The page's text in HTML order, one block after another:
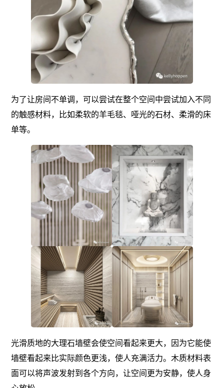
为了让房间不单调，可以尝试在整个空间中尝试加入不同
的触感材料，比如柔软的羊毛毯、哑光的石材、柔滑的床
单等。
光滑质地的大理石墙壁会使空间看起来更大，因为它能使
墙壁看起来比实际颜色更浅，使人充满活力。木质材料表
面可以将声波发射到各个方向，让空间更为安静，使人身